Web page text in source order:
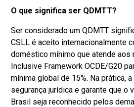
O que significa ser QDMTT?
Ser considerado um QDMTT
CSLL é aceito internacionalmente
doméstico mínimo que atende
Inclusive Framework OCDE/G20
mínima global de 15%. Na prática,
segurança jurídica e garante que o
Brasil seja reconhecido pelos